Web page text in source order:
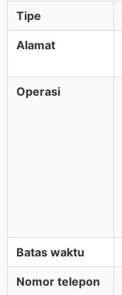
Tipe
Alamat
Operasi
Batas waktu
Nomor telepon